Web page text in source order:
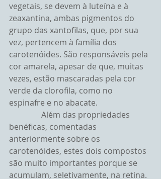
vegetais, se devem à luteína e à
zeaxantina, ambas pigmentos do
grupo das xantofilas, que, por sua
vez, pertencem à família dos
carotenóides. São responsáveis pela
cor amarela, apesar de que, muitas
vezes, estão mascaradas pela cor
verde da clorofila, como no
espinafre e no abacate.
benéficas, comentadas
anteriormente sobre os
carotenóides, estes dois compostos
são muito importantes porque se
acumulam, seletivamente, na retina.